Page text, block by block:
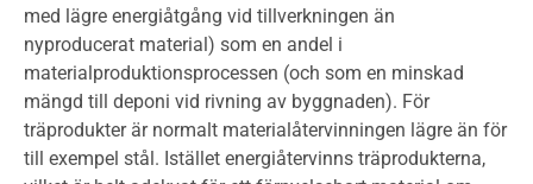
med lägre energiåtgång vid tillverkningen än
nyproducerat material) som en andel i
materialproduktionsprocessen (och som en minskad
mängd till deponi vid rivning av byggnaden). För
träprodukter är normalt materialåtervinningen lägre än för
till exempel stål. Istället energiåtervinns träprodukterna,